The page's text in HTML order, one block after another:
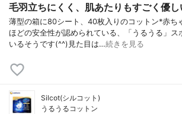
毛羽立ちにくく、肌あたりもすごく優
薄型の箱に80シート、40枚入りのコットン*赤ち
ほどの安全性が認められている、「うるうる」ス
いるそうです(^^)見た目は…続きを見る
Silcot(シルコット)
うるうるコットン